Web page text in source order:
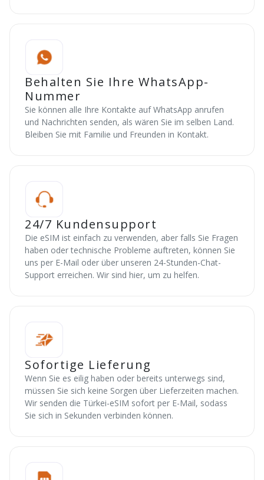
Behalten Sie Ihre WhatsApp-
Nummer
Sie können alle Ihre Kontakte auf WhatsApp anrufen
und Nachrichten senden, als wären Sie im selben Land.
Bleiben Sie mit Familie und Freunden in Kontakt.
24/7 Kundensupport
Die eSIM ist einfach zu verwenden, aber falls Sie Fragen
haben oder technische Probleme auftreten, können Sie
uns per E-Mail oder über unseren 24-Stunden-Chat-
Support erreichen. Wir sind hier, um zu helfen.
Sofortige Lieferung
Wenn Sie es eilig haben oder bereits unterwegs sind,
müssen Sie sich keine Sorgen über Lieferzeiten machen.
Wir senden die Türkei-eSIM sofort per E-Mail, sodass
Sie sich in Sekunden verbinden können.